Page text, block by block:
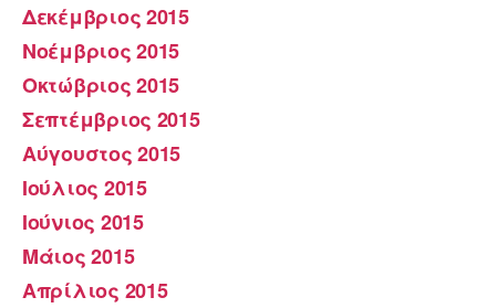
Δεκέμβριος 2015
Νοέμβριος 2015
Οκτώβριος 2015
Σεπτέμβριος 2015
Αύγουστος 2015
Ιούλιος 2015
Ιούνιος 2015
Μάιος 2015
Απρίλιος 2015